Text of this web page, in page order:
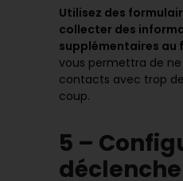
Utilisez des
collecter des
supplémentaires au
vous permettra de
contacts avec trop
coup.
5 –